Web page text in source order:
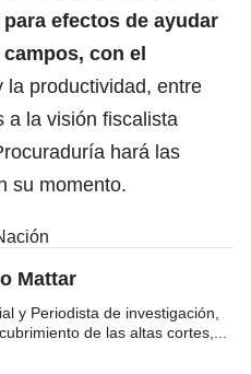
efectos de ayudar
con el
la productividad, entre
a la visión fiscalista
hará las
su momento.
Mattar
y Periodista de investigación,
de las altas cortes,